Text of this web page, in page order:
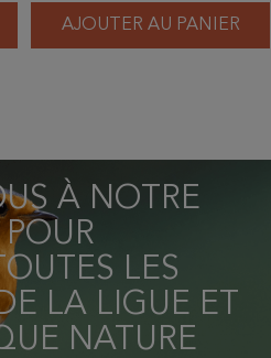
AJOUTER AU PANIER
À NOTRE
LES
LA LIGUE ET
NATURE